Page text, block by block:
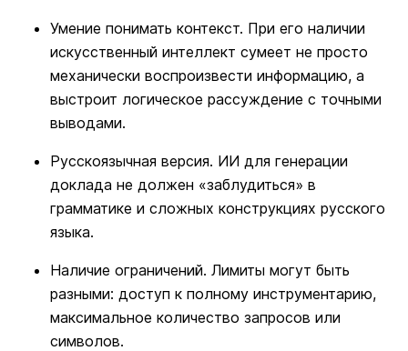
Умение понимать контекст. При его наличии
искусственный интеллект сумеет не просто
механически воспроизвести информацию, а
выстроит логическое рассуждение с точными
выводами.
Русскоязычная версия. ИИ для генерации
доклада не должен «заблудиться» в
грамматике и сложных конструкциях русского
языка.
Наличие ограничений. Лимиты могут быть
разными: доступ к полному инструментарию,
максимальное количество запросов или
символов.